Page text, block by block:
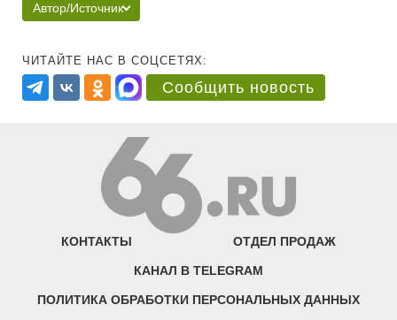
Автор/Источник
ЧИТАЙТЕ НАС В СОЦСЕТЯХ:
Сообщить новость
КОНТАКТЫ ОТДЕЛ ПРОДАЖ
КАНАЛ В TELEGRAM
ПОЛИТИКА ОБРАБОТКИ ПЕРСОНАЛЬНЫХ ДАННЫХ